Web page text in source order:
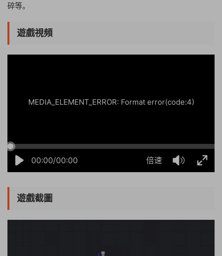
碎等。
遊戲視頻
00:00/00:00 倍速
MEDIA_ELEMENT_ERROR: Format error(code:4)
遊戲截圖